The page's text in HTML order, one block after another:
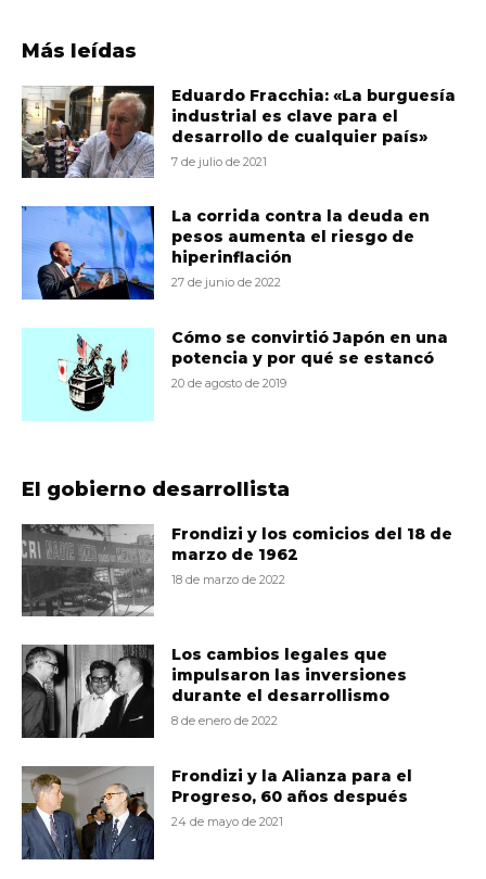
Más leídas
Eduardo Fracchia: «La burguesía
industrial es clave para el
desarrollo de cualquier país»
7 de julio de 2021
La corrida contra la deuda en
pesos aumenta el riesgo de
hiperinflación
27 de junio de 2022
Cómo se convirtió Japón en una
potencia y por qué se estancó
20 de agosto de 2019
El gobierno desarrollista
Frondizi y los comicios del 18 de
marzo de 1962
18 de marzo de 2022
Los cambios legales que
impulsaron las inversiones
durante el desarrollismo
8 de enero de 2022
Frondizi y la Alianza para el
Progreso, 60 años después
24 de mayo de 2021